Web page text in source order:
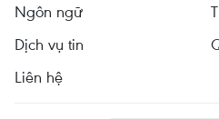
Ngôn ngữ
Dịch vụ tin
Liên hệ